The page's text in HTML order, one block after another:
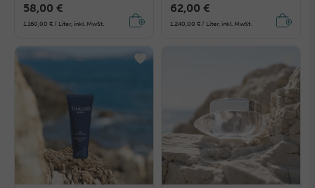
58,00 €
1.160,00 € / Liter, inkl. MwSt.
62,00 €
1.240,00 € / Liter, inkl. MwSt.